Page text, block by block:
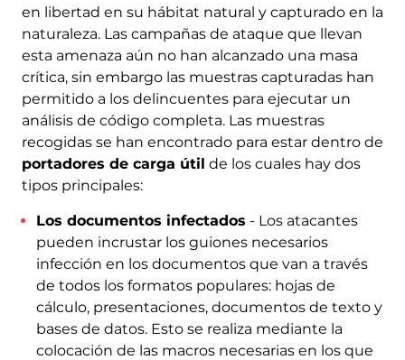
en libertad en su hábitat natural y capturado en la
naturaleza. Las campañas de ataque que llevan
esta amenaza aún no han alcanzado una masa
crítica, sin embargo las muestras capturadas han
permitido a los delincuentes para ejecutar un
análisis de código completa. Las muestras
recogidas se han encontrado para estar dentro de
portadores de carga útil de los cuales hay dos
tipos principales:
Los documentos infectados - Los atacantes
pueden incrustar los guiones necesarios
infección en los documentos que van a través
de todos los formatos populares: hojas de
cálculo, presentaciones, documentos de texto y
bases de datos. Esto se realiza mediante la
colocación de las macros necesarias en los que